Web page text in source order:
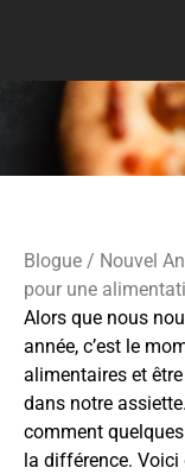
Blogue / Nouvel
pour une
Alors que nous
année, c’est le
alimentaires et
dans notre
comment
la différence.